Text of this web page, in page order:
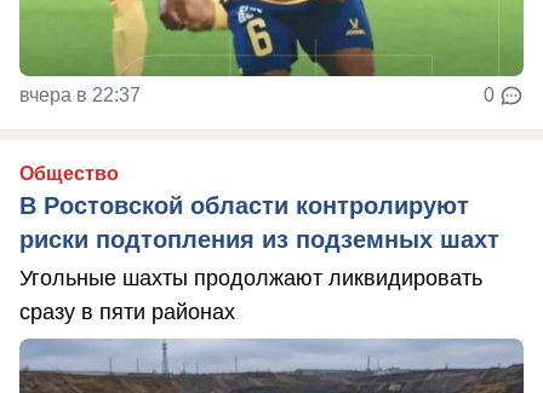
вчера в 22:37 0
Общество
В Ростовской области контролируют
риски подтопления из подземных шахт
Угольные шахты продолжают ликвидировать
сразу в пяти районах